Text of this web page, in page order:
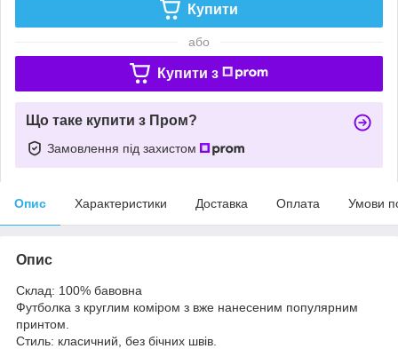
Купити
або
Купити з
Що таке купити з Пром?
Замовлення під захистом
Опис Характеристики Доставка Оплата Умови
Опис
Склад: 100% бавовна
Футболка з круглим коміром з вже нанесеним популярним
принтом.
Стиль: класичний, без бічних швів.